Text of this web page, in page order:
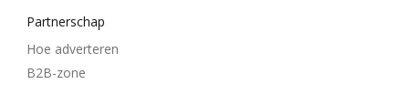
Partnerschap
Hoe adverteren
B2B-zone